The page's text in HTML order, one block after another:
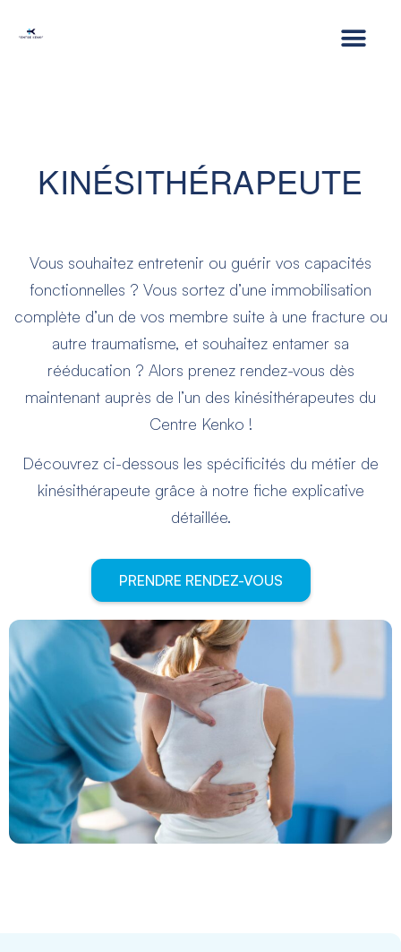
KINÉSITHÉRAPEUTE
Vous souhaitez entretenir ou guérir vos capacités
fonctionnelles ? Vous sortez d’une immobilisation
complète d’un de vos membre suite à une fracture ou
autre traumatisme, et souhaitez entamer sa
rééducation ? Alors prenez rendez-vous dès
maintenant auprès de l’un des kinésithérapeutes du
Centre Kenko !
Découvrez ci-dessous les spécificités du métier de
kinésithérapeute grâce à notre fiche explicative
détaillée.
PRENDRE RENDEZ-VOUS